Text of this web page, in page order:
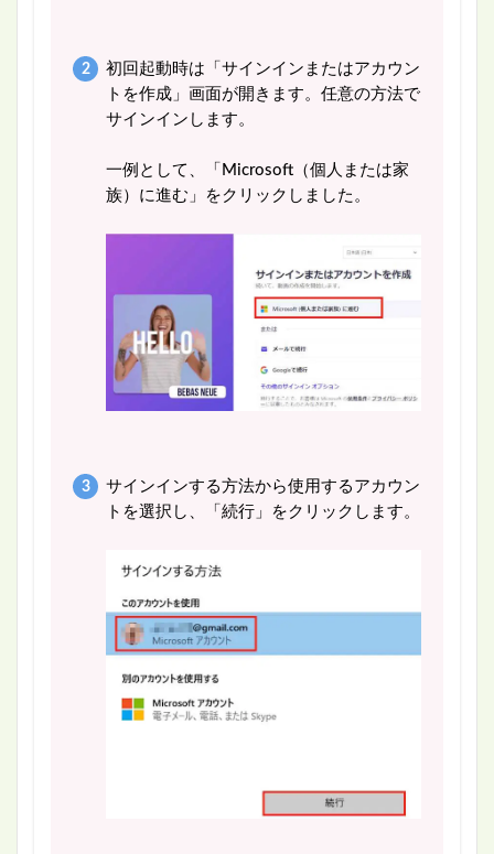
初回起動時は「サインインまたはアカウン
トを作成」画面が開きます。任意の方法で
サインインします。
一例として、「Microsoft（個人または家
族）に進む」をクリックしました。
サインインする方法から使用するアカウン
トを選択し、「続行」をクリックします。